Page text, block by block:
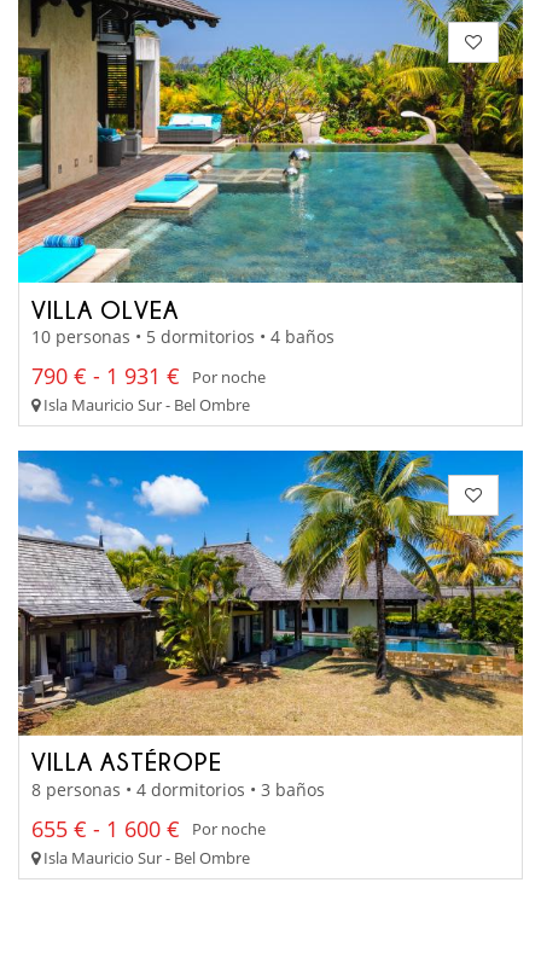
VILLA OLVEA
10 personas • 5 dormitorios • 4 baños
790 € - 1 931 €
Por noche
Isla Mauricio Sur - Bel Ombre
VILLA ASTÉROPE
8 personas • 4 dormitorios • 3 baños
655 € - 1 600 €
Por noche
Isla Mauricio Sur - Bel Ombre